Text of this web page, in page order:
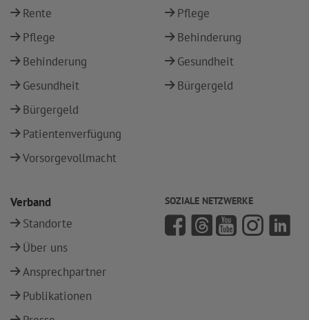
Rente
Pflege
Behinderung
Gesundheit
Bürgergeld
Patientenverfügung
Vorsorgevollmacht
Pflege
Behinderung
Gesundheit
Bürgergeld
Verband
Standorte
Über uns
Ansprechpartner
Publikationen
SOZIALE NETZWERKE